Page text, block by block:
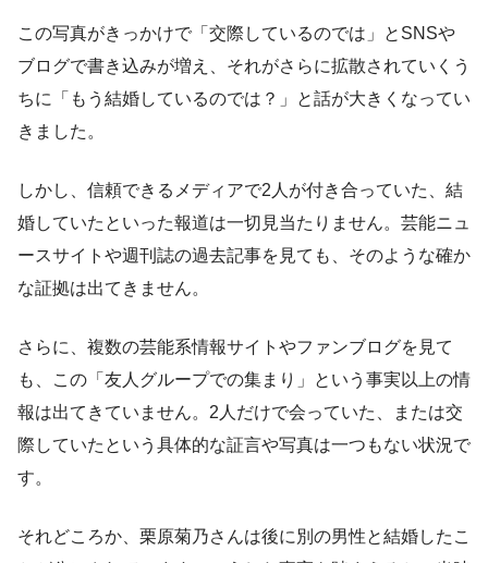
この写真がきっかけで「交際しているのでは」とSNSや
ブログで書き込みが増え、それがさらに拡散されていくう
ちに「もう結婚しているのでは？」と話が大きくなってい
きました。
しかし、信頼できるメディアで2人が付き合っていた、結
婚していたといった報道は一切見当たりません。芸能ニュ
ースサイトや週刊誌の過去記事を見ても、そのような確か
な証拠は出てきません。
さらに、複数の芸能系情報サイトやファンブログを見て
も、この「友人グループでの集まり」という事実以上の情
報は出てきていません。2人だけで会っていた、または交
際していたという具体的な証言や写真は一つもない状況で
す。
それどころか、栗原菊乃さんは後に別の男性と結婚したこ